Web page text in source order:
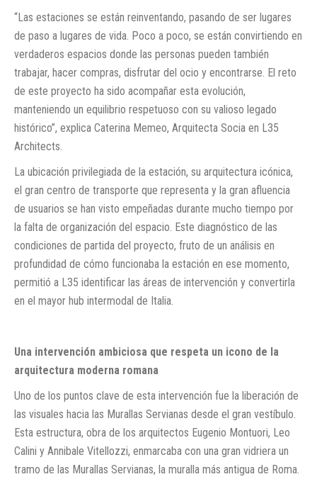
“Las estaciones se están reinventando, pasando de ser lugares
de paso a lugares de vida. Poco a poco, se están convirtiendo en
verdaderos espacios donde las personas pueden también
trabajar, hacer compras, disfrutar del ocio y encontrarse. El reto
de este proyecto ha sido acompañar esta evolución,
manteniendo un equilibrio respetuoso con su valioso legado
histórico”, explica Caterina Memeo, Arquitecta Socia en L35
Architects.
La ubicación privilegiada de la estación, su arquitectura icónica,
el gran centro de transporte que representa y la gran afluencia
de usuarios se han visto empeñadas durante mucho tiempo por
la falta de organización del espacio. Este diagnóstico de las
condiciones de partida del proyecto, fruto de un análisis en
profundidad de cómo funcionaba la estación en ese momento,
permitió a L35 identificar las áreas de intervención y convertirla
en el mayor hub intermodal de Italia.
Una intervención ambiciosa que respeta un icono de la
arquitectura moderna romana
Uno de los puntos clave de esta intervención fue la liberación de
las visuales hacia las Murallas Servianas desde el gran vestíbulo.
Esta estructura, obra de los arquitectos Eugenio Montuori, Leo
Calini y Annibale Vitellozzi, enmarcaba con una gran vidriera un
tramo de las Murallas Servianas, la muralla más antigua de Roma.